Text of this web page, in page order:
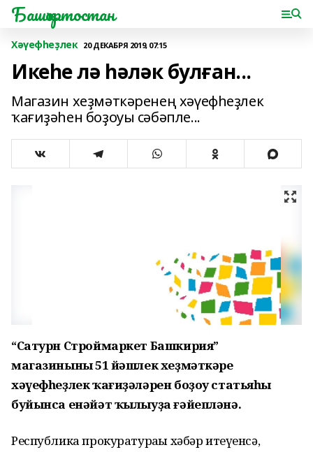
Башҡортостан
Хәүефһеҙлек 20 ДЕКАБРЯ 2019, 07:15
Икеһе лә һәләк булған...
Магазин хеҙмәткәренең хәүефһеҙлек
ҡағиҙәһен боҙоуы сәбәпле...
“Сатурн Строймаркет Башкирия”
магазинының 51 йәшлек хеҙмәткәре
хәүефһеҙлек ҡағиҙәләрен боҙоу статьяһы
буйынса енәйәт ҡылыуҙа ғәйепләнә.
Республика прокуратураһы хәбәр итеүенсә,